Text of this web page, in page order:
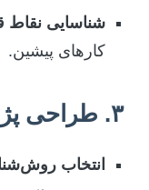
شناسایی
کارهای پیشین.
۳. طراحی پژوهش و جمع‌آوری داده
انتخاب